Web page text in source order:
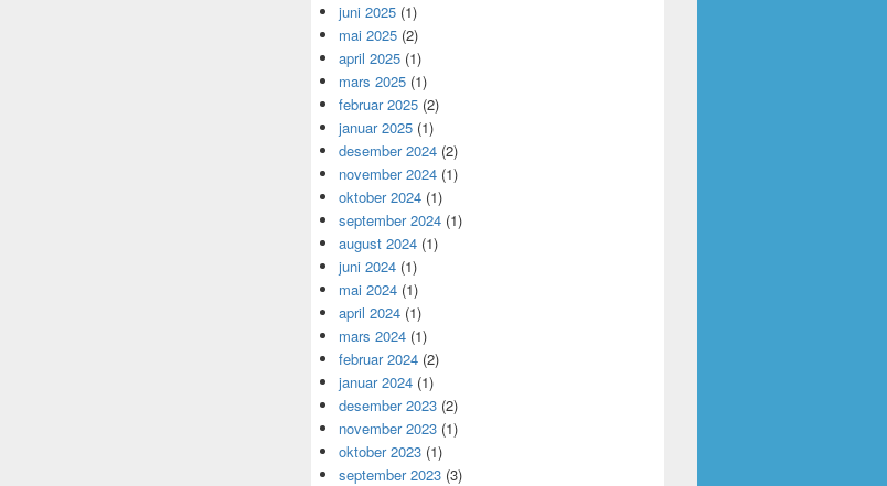
juni 2025 (1)
mai 2025 (2)
april 2025 (1)
mars 2025 (1)
februar 2025 (2)
januar 2025 (1)
desember 2024 (2)
november 2024 (1)
oktober 2024 (1)
september 2024 (1)
august 2024 (1)
juni 2024 (1)
mai 2024 (1)
april 2024 (1)
mars 2024 (1)
februar 2024 (2)
januar 2024 (1)
desember 2023 (2)
november 2023 (1)
oktober 2023 (1)
september 2023 (3)